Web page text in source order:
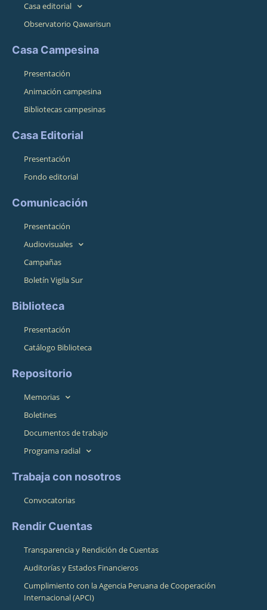
Casa editorial
Observatorio Qawarisun
Casa Campesina
Presentación
Animación campesina
Bibliotecas campesinas
Casa Editorial
Presentación
Fondo editorial
Comunicación
Presentación
Audiovisuales
Campañas
Boletín Vigila Sur
Biblioteca
Presentación
Catálogo Biblioteca
Repositorio
Memorias
Boletines
Documentos de trabajo
Programa radial
Trabaja con nosotros
Convocatorias
Rendir Cuentas
Transparencia y Rendición de Cuentas
Auditorías y Estados Financieros
Cumplimiento con la Agencia Peruana de Cooperación
Internacional (APCI)